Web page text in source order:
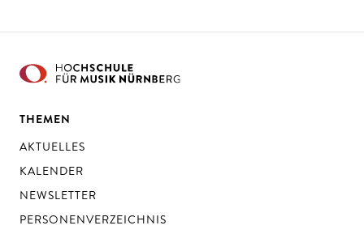
THEMEN
AKTUELLES
KALENDER
NEWSLETTER
PERSONENVERZEICHNIS